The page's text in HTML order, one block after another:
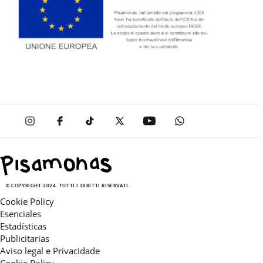
© COPYRIGHT 2024. TUTTI I DIRITTI RISERVATI.
Cookie Policy
Esenciales
Estadísticas
Publicitarias
Aviso legal e Privacidade